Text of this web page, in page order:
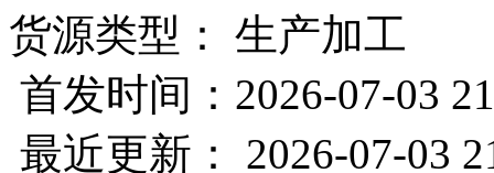
货源类型： 生产加工
首发时间：2026-07-03
最近更新： 2026-07-03